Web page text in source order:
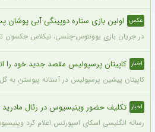
عکس اولین بازی ستاره دوپینگی آبی پوشان پس از ۲۰ ماه
در جریان بازی یوونتوس-چلسی، نیکلاس جکسون تنها پس از ۳۵ دقیقه حضور در زمین تعویض شد و در همین مسابقه میخایلو مودریک نخستین بازی خود را پس
اخبار کاپیتان پرسپولیس مقصد جدید خود را
کاپیتان پیشین پرسپولیس در آستانه پیوستن به
اخبار تکلیف حضور وینیسیوس در رئال
رسانه انگلیسی اسکای اسپورتس اعلام کرد